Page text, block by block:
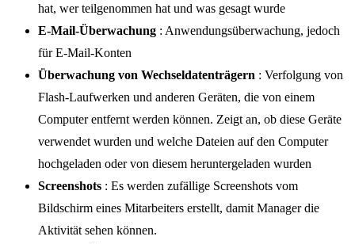
hat, wer teilgenommen hat und was gesagt wurde
E-Mail-Überwachung : Anwendungsüberwachung, jedoch
für E-Mail-Konten
Überwachung von Wechseldatenträgern : Verfolgung von
Flash-Laufwerken und anderen Geräten, die von einem
Computer entfernt werden können. Zeigt an, ob diese Geräte
verwendet wurden und welche Dateien auf den Computer
hochgeladen oder von diesem heruntergeladen wurden
Screenshots : Es werden zufällige Screenshots vom
Bildschirm eines Mitarbeiters erstellt, damit Manager die
Aktivität sehen können.